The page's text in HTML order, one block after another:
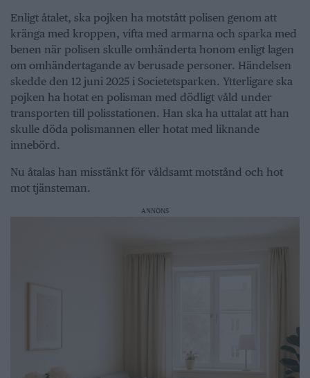
Enligt åtalet, ska pojken ha motstått polisen genom att
kränga med kroppen, vifta med armarna och sparka med
benen när polisen skulle omhänderta honom enligt lagen
om omhändertagande av berusade personer. Händelsen
skedde den 12 juni 2025 i Societetsparken. Ytterligare ska
pojken ha hotat en polisman med dödligt våld under
transporten till polisstationen. Han ska ha uttalat att han
skulle döda polismannen eller hotat med liknande
innebörd.
Nu åtalas han misstänkt för våldsamt motstånd och hot
mot tjänsteman.
ANNONS